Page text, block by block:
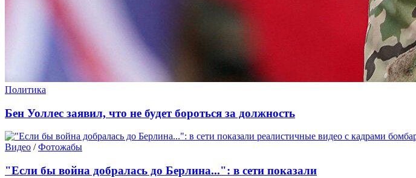
Политика
Бен Уоллес заявил, что не будет бороться за должность
Видео /Фотожабы
"Если бы война добралась до Берлина...": в сети показали